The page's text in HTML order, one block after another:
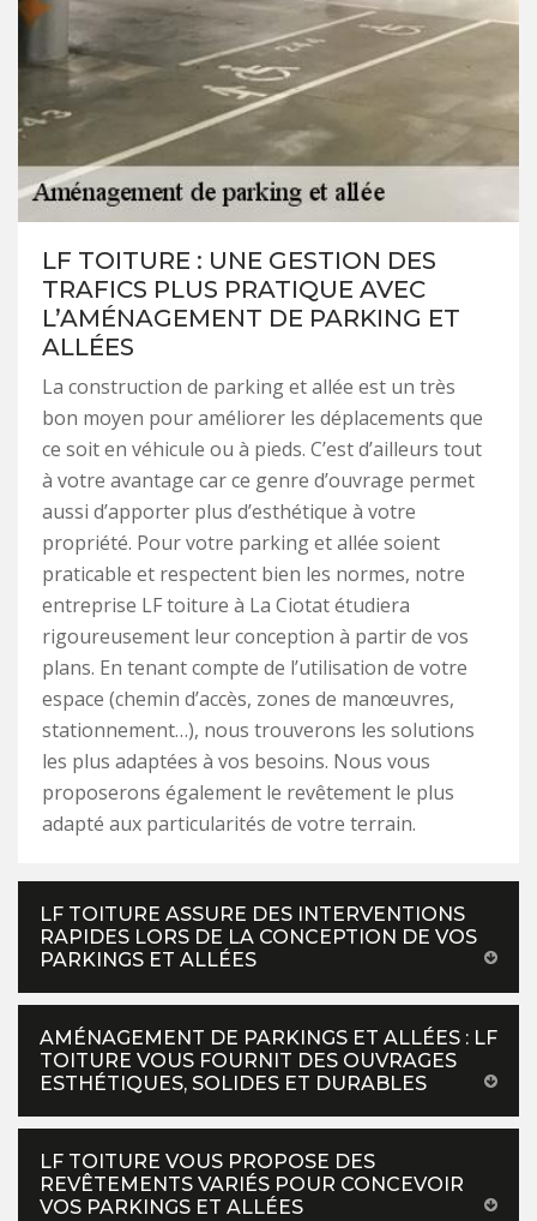
LF TOITURE : UNE GESTION DES
TRAFICS PLUS PRATIQUE AVEC
L’AMÉNAGEMENT DE PARKING ET
ALLÉES
La construction de parking et allée est un très
bon moyen pour améliorer les déplacements que
ce soit en véhicule ou à pieds. C’est d’ailleurs tout
à votre avantage car ce genre d’ouvrage permet
aussi d’apporter plus d’esthétique à votre
propriété. Pour votre parking et allée soient
praticable et respectent bien les normes, notre
entreprise LF toiture à La Ciotat étudiera
rigoureusement leur conception à partir de vos
plans. En tenant compte de l’utilisation de votre
espace (chemin d’accès, zones de manœuvres,
stationnement…), nous trouverons les solutions
les plus adaptées à vos besoins. Nous vous
proposerons également le revêtement le plus
adapté aux particularités de votre terrain.
LF TOITURE ASSURE DES INTERVENTIONS
RAPIDES LORS DE LA CONCEPTION DE VOS
PARKINGS ET ALLÉES
AMÉNAGEMENT DE PARKINGS ET ALLÉES : LF
TOITURE VOUS FOURNIT DES OUVRAGES
ESTHÉTIQUES, SOLIDES ET DURABLES
LF TOITURE VOUS PROPOSE DES
REVÊTEMENTS VARIÉS POUR CONCEVOIR
VOS PARKINGS ET ALLÉES